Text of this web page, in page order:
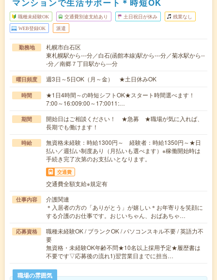
マンションで生活サポート＊時短OK
職種未経験OK 交通費別途支給あり 土日祝日が休み 残業なし
WEB登録OK 派遣
勤務地
札幌市白石区
東札幌駅から---分／白石(函館本線)駅から---分／菊水駅から--
-分／南郷７丁目駅から---分
曜日頻度 週3日～5日OK（月～金） ★土日休みOK
時間
★1日4時間～の時短シフトOK★スタート時間選べます！
7:00～16:009:00～17:0011:…
期間
開始日はご相談ください！ ★急募 ★職場が気に入れば、
長期でも働けます！
時給
無資格未経験：時給1300円～ 経験者：時給1350円～★日
払い／週払い制度あり（月払いも選べます）※稼働開始時は
手続き完了次第のお支払いとなります。
交通費
交通費全額支給※規定有
仕事内容
介護関連
＊入居者の方の「ありがとう」が嬉しい＊お年寄りを笑顔に
する介護のお仕事です。おじいちゃん、おばあちゃ…
応募資格
職種未経験OK / ブランクOK / パソコンスキル不要 / 英語力不
要
無資格・未経験OK年齢不問★10名以上採用予定★履歴書は
不要です▽応募後の流れ1)翌営業日までに担当…
職場の雰囲気